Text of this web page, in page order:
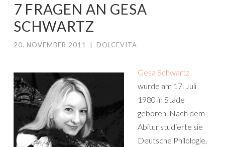
7 FRAGEN AN GESA
SCHWARTZ
20. NOVEMBER 2011 DOLCEVITA
Gesa Schwartz
wurde am 17. Juli
1980 in Stade
geboren. Nach dem
Abitur studierte sie
Deutsche Philologie,